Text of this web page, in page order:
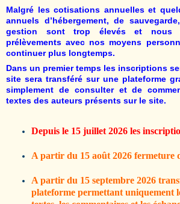
Malgré les cotisations annuelles et
annuels d’hébergement, de
gestion sont trop élevés et nous
prélèvements avec nos moyens
continuer plus longtemps.
Dans un premier temps les inscriptions
site sera transféré sur une plateforme
simplement de consulter et de
textes des auteurs présents sur le site.
Depuis le 15 juillet 2026 les
A partir du 15 août 2026 fermeture
A partir du 15 septembre 2026
plateforme permettant uniquement